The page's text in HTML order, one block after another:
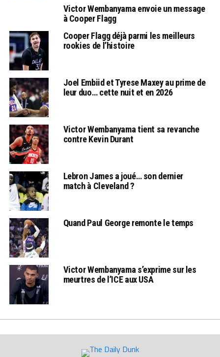
Victor Wembanyama envoie un message
à Cooper Flagg
Cooper Flagg déjà parmi les meilleurs
rookies de l’histoire
Joel Embiid et Tyrese Maxey au prime de
leur duo… cette nuit et en 2026
Victor Wembanyama tient sa revanche
contre Kevin Durant
Lebron James a joué… son dernier
match à Cleveland ?
Quand Paul George remonte le temps
Victor Wembanyama s’exprime sur les
meurtres de l’ICE aux USA